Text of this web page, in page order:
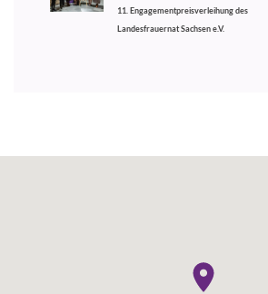
11. Engagementpreisverleihung des
Landesfrauernat Sachsen e.V.